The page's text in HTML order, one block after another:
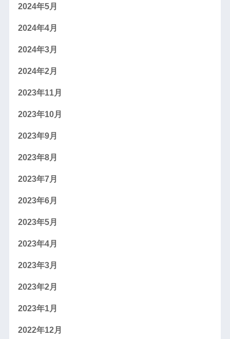
2024年5月
2024年4月
2024年3月
2024年2月
2023年11月
2023年10月
2023年9月
2023年8月
2023年7月
2023年6月
2023年5月
2023年4月
2023年3月
2023年2月
2023年1月
2022年12月